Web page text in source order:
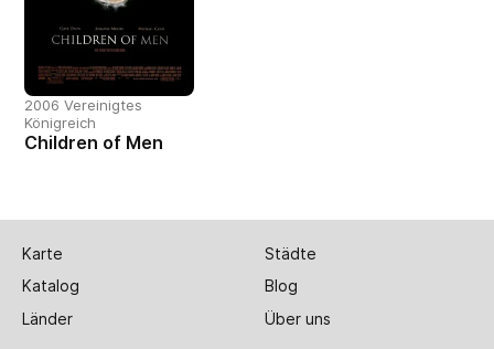
2006 Vereinigtes
Königreich
Children of Men
Karte
Städte
Katalog
Blog
Länder
Über uns